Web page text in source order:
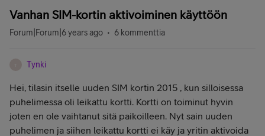
Vanhan SIM-kortin aktivoiminen käyttöön
Forum|Forum|6 years ago 6 kommenttia
Tynki
Hei, tilasin itselle uuden SIM kortin 2015 , kun silloisessa
puhelimessa oli leikattu kortti. Kortti on toiminut hyvin
joten en ole vaihtanut sitä paikoilleen. Nyt sain uuden
puhelimen ja siihen leikattu kortti ei käy ja yritin aktivoida